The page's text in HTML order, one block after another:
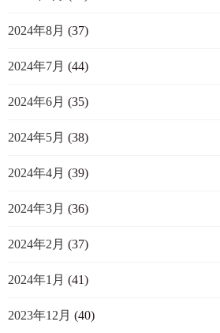
2024年8月 (37)
2024年7月 (44)
2024年6月 (35)
2024年5月 (38)
2024年4月 (39)
2024年3月 (36)
2024年2月 (37)
2024年1月 (41)
2023年12月 (40)